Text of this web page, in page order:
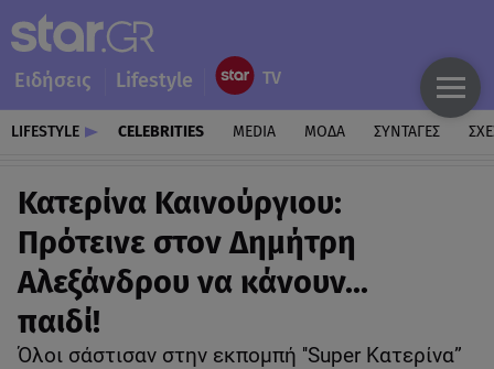
Ειδήσεις Lifestyle
LIFESTYLE CELEBRITIES MEDIA ΜΟΔΑ ΣΥΝΤΑΓΕΣ
Κατερίνα Καινούργιου:
Πρότεινε στον Δημήτρη
Αλεξάνδρου να κάνουν...
παιδί!
Όλοι σάστισαν στην εκπομπή ''Super Κατερίνα”